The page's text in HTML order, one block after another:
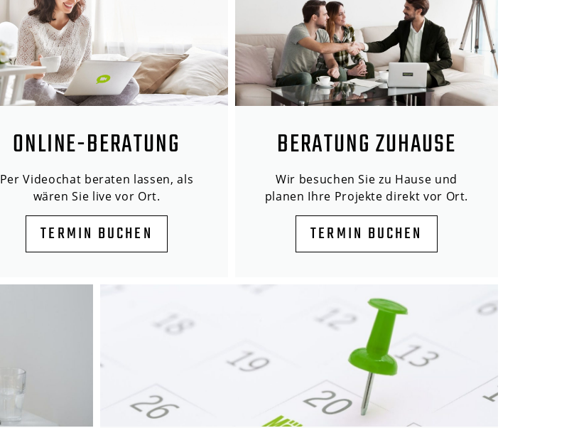
ONLINE-BERATUNG
Per Videochat beraten lassen, als
wären Sie live vor Ort.
TERMIN BUCHEN
BERATUNG ZUHAUSE
Wir besuchen Sie zu Hause und
planen Ihre Projekte direkt vor Ort.
TERMIN BUCHEN